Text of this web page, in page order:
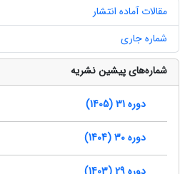
مقالات آماده انتشار
شماره جاری
شماره‌های پیشین نشریه
دوره 31 (1405)
دوره 30 (1404)